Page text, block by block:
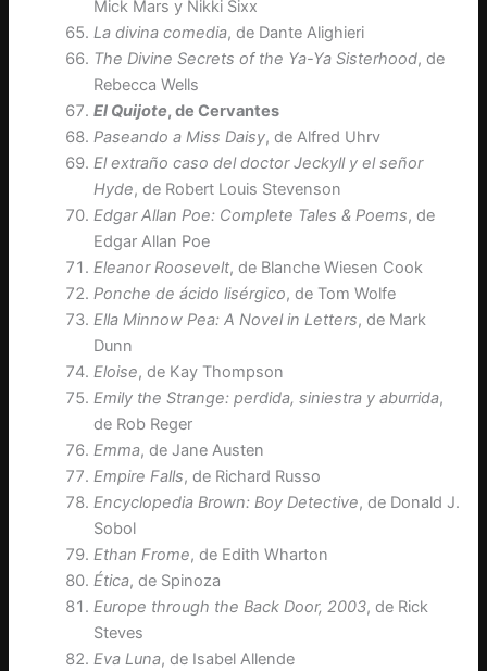
Mick Mars y Nikki Sixx
La divina comedia, de Dante Alighieri
The Divine Secrets of the Ya-Ya Sisterhood, de
Rebecca Wells
El Quijote, de Cervantes
Paseando a Miss Daisy, de Alfred Uhrv
El extraño caso del doctor Jeckyll y el señor
Hyde, de Robert Louis Stevenson
Edgar Allan Poe: Complete Tales & Poems, de
Edgar Allan Poe
Eleanor Roosevelt, de Blanche Wiesen Cook
Ponche de ácido lisérgico, de Tom Wolfe
Ella Minnow Pea: A Novel in Letters, de Mark
Dunn
Eloise, de Kay Thompson
Emily the Strange: perdida, siniestra y aburrida,
de Rob Reger
Emma, de Jane Austen
Empire Falls, de Richard Russo
Encyclopedia Brown: Boy Detective, de Donald J.
Sobol
Ethan Frome, de Edith Wharton
Ética, de Spinoza
Europe through the Back Door, 2003, de Rick
Steves
Eva Luna, de Isabel Allende